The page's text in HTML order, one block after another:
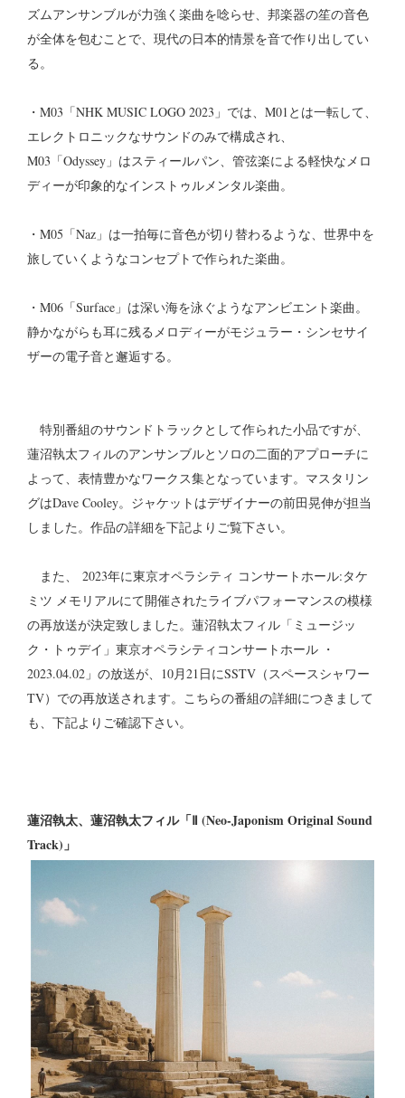
ズムアンサンブルが力強く楽曲を唸らせ、邦楽器の笙の音色
が全体を包むことで、現代の日本的情景を音で作り出してい
る。
・M03「NHK MUSIC LOGO 2023」では、M01とは一転して、
エレクトロニックなサウンドのみで構成され、
M03「Odyssey」はスティールパン、管弦楽による軽快なメロ
ディーが印象的なインストゥルメンタル楽曲。
・M05「Naz」は一拍毎に音色が切り替わるような、世界中を
旅していくようなコンセプトで作られた楽曲。
・M06「Surface」は深い海を泳ぐようなアンビエント楽曲。
静かながらも耳に残るメロディーがモジュラー・シンセサイ
ザーの電子音と邂逅する。
特別番組のサウンドトラックとして作られた小品ですが、
蓮沼執太フィルのアンサンブルとソロの二面的アプローチに
よって、表情豊かなワークス集となっています。マスタリン
グはDave Cooley。ジャケットはデザイナーの前田晃伸が担当
しました。作品の詳細を下記よりご覧下さい。
また、 2023年に東京オペラシティ コンサートホール:タケ
ミツ メモリアルにて開催されたライブパフォーマンスの模様
の再放送が決定致しました。蓮沼執太フィル「ミュージッ
ク・トゥデイ」東京オペラシティコンサートホール ・
2023.04.02」の放送が、10月21日にSSTV（スペースシャワー
TV）での再放送されます。こちらの番組の詳細につきまして
も、下記よりご確認下さい。
蓮沼執太、蓮沼執太フィル「Ⅱ (Neo-Japonism Original Sound
Track)」